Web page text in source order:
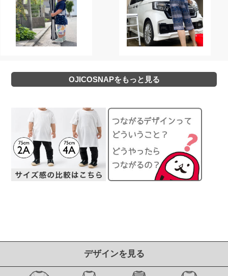
OJICOSNAPをもっと見る
デザインを見る